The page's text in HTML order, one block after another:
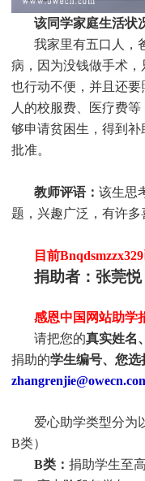
该同学家庭生活状
我家里有五口人，
病，因为没钱做手术
也行动不便，并且还
人的校服费、医疗费
够申请贫困生，得到
批准。
教师评语： 该生思
题，兴趣广泛，有许多
目前Bnqdsmzzx329
捐助者：张莞
感恩中国网站助学
请把您的真实姓名
捐助的学生编号、您选
爱心助学类型分为
B类）
B类： 捐助学生至